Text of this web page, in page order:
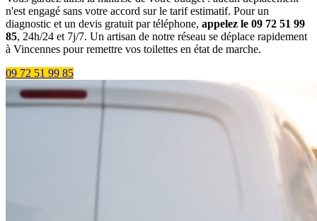
n'est engagé sans votre accord sur le tarif estimatif. Pour un
diagnostic et un devis gratuit par téléphone, appelez le 09 72 51 99
85, 24h/24 et 7j/7. Un artisan de notre réseau se déplace rapidement
à Vincennes pour remettre vos toilettes en état de marche.
09 72 51 99 85